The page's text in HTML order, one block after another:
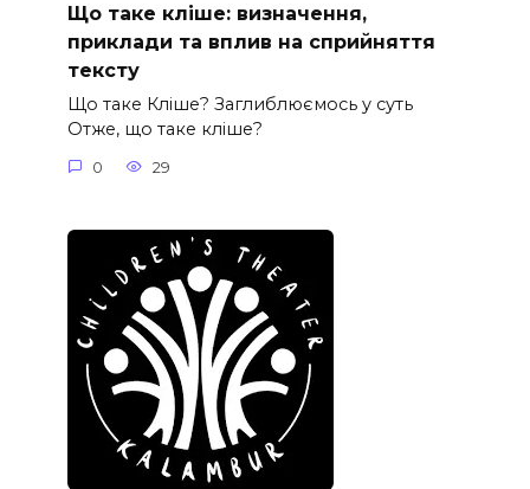
Що таке кліше: визначення,
приклади та вплив на сприйняття
тексту
Що таке Кліше? Заглиблюємось у суть
Отже, що таке кліше?
0 29